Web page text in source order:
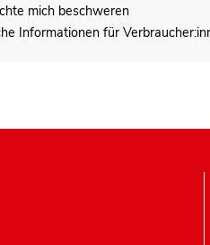
mich beschweren
Informationen für